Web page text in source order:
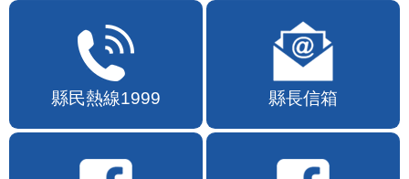
縣民熱線1999 縣長信箱